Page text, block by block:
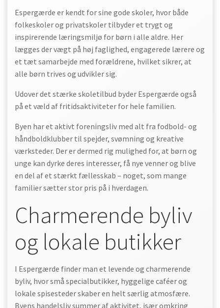
Espergærde er kendt for sine gode skoler, hvor både
folkeskoler og privatskoler tilbyder et trygt og
inspirerende læringsmiljø for børn i alle aldre. Her
lægges der vægt på høj faglighed, engagerede lærere og
et tæt samarbejde med forældrene, hvilket sikrer, at
alle børn trives og udvikler sig.
Udover det stærke skoletilbud byder Espergærde også
på et væld af fritidsaktiviteter for hele familien.
Byen har et aktivt foreningsliv med alt fra fodbold- og
håndboldklubber til spejder, svømning og kreative
værksteder. Der er dermed rig mulighed for, at børn og
unge kan dyrke deres interesser, få nye venner og blive
en del af et stærkt fællesskab – noget, som mange
familier sætter stor pris på i hverdagen.
Charmerende byliv
og lokale butikker
I Espergærde finder man et levende og charmerende
byliv, hvor små specialbutikker, hyggelige caféer og
lokale spisesteder skaber en helt særlig atmosfære.
Byens handelsliv summer af aktivitet, især omkring